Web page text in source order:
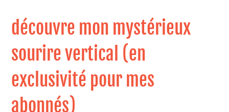
découvre mon mystérieux
sourire vertical (en
exclusivité pour mes
abonnés)